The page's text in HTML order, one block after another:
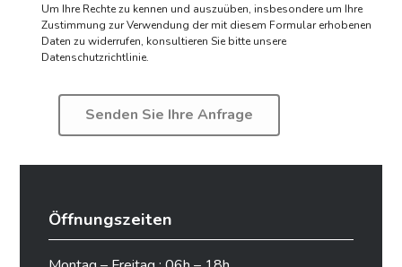
Um Ihre Rechte zu kennen und auszuüben, insbesondere um Ihre
Zustimmung zur Verwendung der mit diesem Formular erhobenen
Daten zu widerrufen, konsultieren Sie bitte unsere
Datenschutzrichtlinie.
Öffnungszeiten